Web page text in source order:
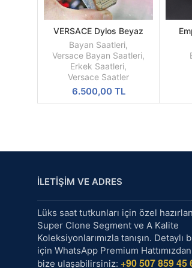
SEPETE
EKLE
VERSACE Dylos Beyaz
Kadran Sarı Kasa
Bayan Saatleri,
Versace Bayan Saatleri,
Erkek Saatleri,
Versace Saatler
6.500,00 TL
İLETİŞİM VE ADRES
Lüks saat tutkunları için özel
Super Clone Segment ve A Kalite
Koleksiyonlarımızla tanışın. Detaylı
için WhatsApp Premium Hattımızdan
bize ulaşabilirsiniz: +90 507 859 45